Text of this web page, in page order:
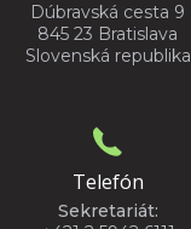
Dúbravská cesta 9
845 23 Bratislava
Slovenská republika
Telefón
Sekretariát: